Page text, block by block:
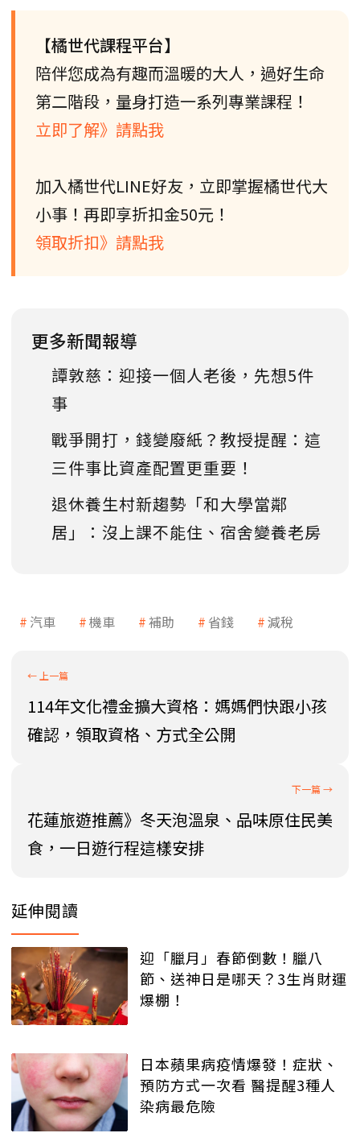
【橘世代課程平台】
陪伴您成為有趣而溫暖的大人，過好生命
第二階段，量身打造一系列專業課程！
立即了解》請點我
加入橘世代LINE好友，立即掌握橘世代大
小事！再即享折扣金50元！
領取折扣》請點我
更多新聞報導
譚敦慈：迎接一個人老後，先想5件
事
戰爭開打，錢變廢紙？教授提醒：這
三件事比資產配置更重要！
退休養生村新趨勢「和大學當鄰
居」：沒上課不能住、宿舍變養老房
汽車 機車 補助 省錢 減稅
114年文化禮金擴大資格：媽媽們快跟小孩
確認，領取資格、方式全公開
花蓮旅遊推薦》冬天泡溫泉、品味原住民美
食，一日遊行程這樣安排
延伸閱讀
迎「臘月」春節倒數！臘八
節、送神日是哪天？3生肖財運
爆棚！
日本蘋果病疫情爆發！症狀、
預防方式一次看 醫提醒3種人
染病最危險